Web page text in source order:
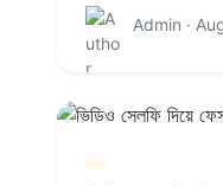
Admin ·